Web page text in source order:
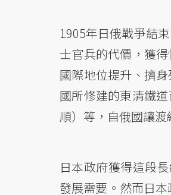
1905年日俄戰爭結
士官兵的代價，獲
國際地位提升、擠
國所修建的東清鐵
順）等，自俄國讓渡
日本政府獲得這段
發展需要。然而日